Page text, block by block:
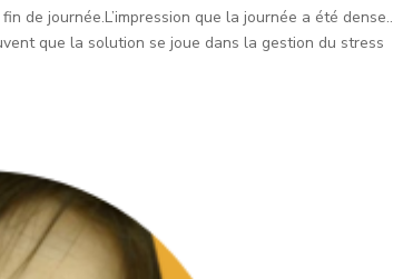
de journée.L’impression que la journée a été
que la solution se joue dans la gestion du stress